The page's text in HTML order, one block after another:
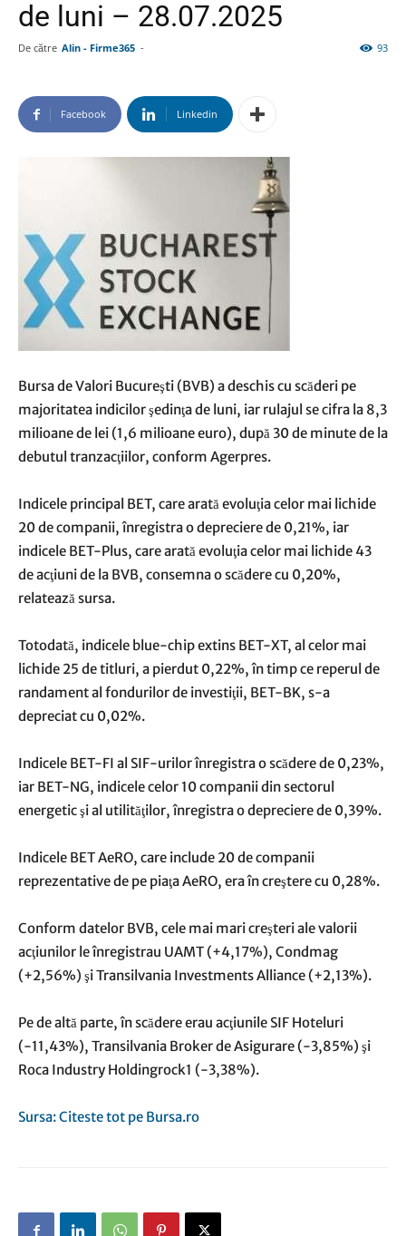
de luni – 28.07.2025
De către Alin - Firme365 - 93
Facebook Linkedin
Bursa de Valori Bucureşti (BVB) a deschis cu scăderi pe
majoritatea indicilor şedinţa de luni, iar rulajul se cifra la 8,3
milioane de lei (1,6 milioane euro), după 30 de minute de la
debutul tranzacţiilor, conform Agerpres.
Indicele principal BET, care arată evoluţia celor mai lichide
20 de companii, înregistra o depreciere de 0,21%, iar
indicele BET-Plus, care arată evoluţia celor mai lichide 43
de acţiuni de la BVB, consemna o scădere cu 0,20%,
relatează sursa.
Totodată, indicele blue-chip extins BET-XT, al celor mai
lichide 25 de titluri, a pierdut 0,22%, în timp ce reperul de
randament al fondurilor de investiţii, BET-BK, s-a
depreciat cu 0,02%.
Indicele BET-FI al SIF-urilor înregistra o scădere de 0,23%,
iar BET-NG, indicele celor 10 companii din sectorul
energetic şi al utilităţilor, înregistra o depreciere de 0,39%.
Indicele BET AeRO, care include 20 de companii
reprezentative de pe piaţa AeRO, era în creştere cu 0,28%.
Conform datelor BVB, cele mai mari creşteri ale valorii
acţiunilor le înregistrau UAMT (+4,17%), Condmag
(+2,56%) şi Transilvania Investments Alliance (+2,13%).
Pe de altă parte, în scădere erau acţiunile SIF Hoteluri
(-11,43%), Transilvania Broker de Asigurare (-3,85%) şi
Roca Industry Holdingrock1 (-3,38%).
Sursa: Citeste tot pe Bursa.ro